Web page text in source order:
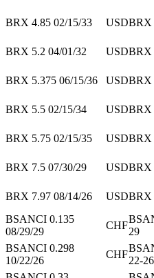
BRX 4.85 02/15/33
USDBRX
BRX 5.2 04/01/32
USDBRX
BRX 5.375 06/15/36
USDBRX
BRX 5.5 02/15/34
USDBRX
BRX 5.75 02/15/35
USDBRX
BRX 7.5 07/30/29
USDBRX
BRX 7.97 08/14/26
USDBRX
BSANCI 0.135
08/29/29
CHF
29
BSANCI 0.298
10/22/26
CHF
22-26